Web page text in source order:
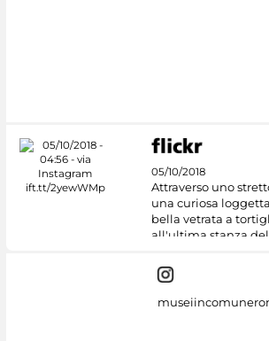
05/10/2018
Attraverso uno
una curiosa
bella vetrata a
all'ultima stanza